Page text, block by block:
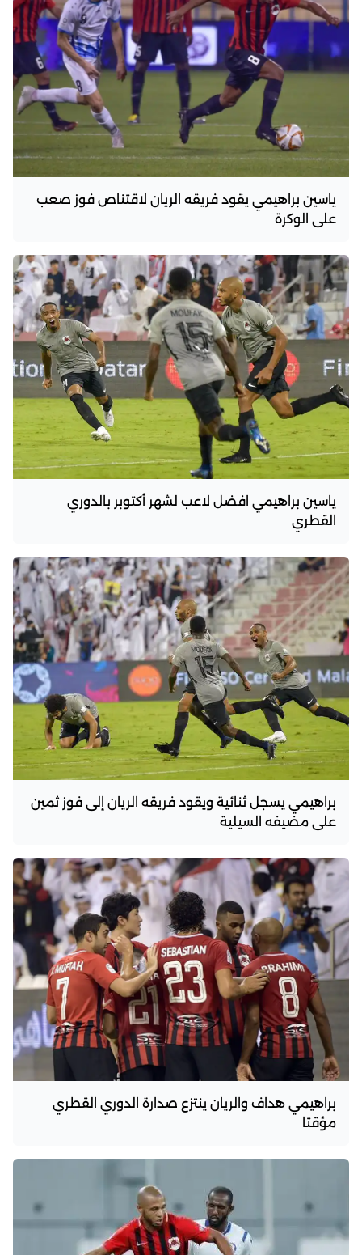
ياسين براهيمي يقود فريقه الريان لاقتناص فوز صعب
على الوكرة
ياسين براهيمي افضل لاعب لشهر أكتوبر بالدوري
القطري
براهيمي يسجل ثنائية ويقود فريقه الريان إلى فوز ثمين
على مضيفه السيلية
براهيمي هداف والريان ينتزع صدارة الدوري القطري
مؤقتا